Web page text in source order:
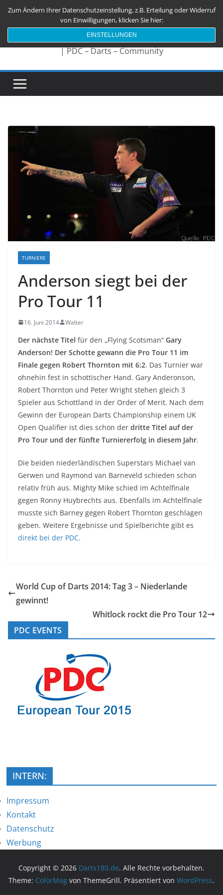
Zum
Darts180.de
| PDC – Darts – Community
TURNIERE
Anderson siegt bei der
Pro Tour 11
16. Juni 2014 Walter
Der nächste Titel für den „Flying Scotsman“ Gary
Anderson! Der Schotte gewann die Pro Tour 11 im
Finale gegen Robert Thornton mit 6:2. Das Turnier war
ohnehin fest in schottischer Hand. Gary Anderonson,
Robert Thornton und Peter Wright stehen gleich 3
Spieler aus Schottland in der Order of Merit. Nach dem
Gewinn der European Darts Championship einem UK
Open Qualifier ist dies schon der dritte Titel auf der
Pro Tour und der fünfte Turniererfolg in diesem Jahr.
Die beiden niederländischen Superstars Michael van
Gerwen und Raymond van Barneveld schieden schon
relativ früh aus. Mighty Mike schied im Achtelfinale
gegen Ronny Huybrechts aus. Ebenfalls im Achtelfinale
musste sich Barney gegen Robert Thornton geschlagen
geben. Weitere Ergebnisse und Spielberichte gibt es
direkt bei der PDC.
World Cup of Darts 2014: Tag 3 – Niederlande
gewinnt!
Whitlock rockt die Pro Tour 12
PDC EVENTS
INTERN:
Impressum
Kontakt
Datenschutz
Werbung
Copyright © 2026 Darts180.de. Alle Rechte vorbehalten.
Theme: ColorMag von ThemeGrill. Präsentiert von WordPress.
Zum Ändern Ihrer Datenschutzeinstellung, z.B. Erteilung oder Widerruf
von Einwilligungen, klicken Sie hier:
EINSTELLUNGEN